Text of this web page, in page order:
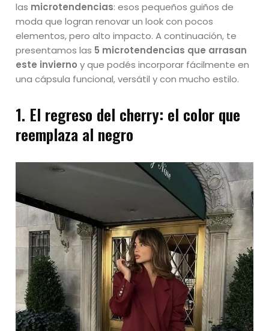
las microtendencias: esos pequeños guiños de
moda que logran renovar un look con pocos
elementos, pero alto impacto. A continuación, te
presentamos las 5 microtendencias que arrasan
este invierno y que podés incorporar fácilmente en
una cápsula funcional, versátil y con mucho estilo.
1. El regreso del cherry: el color que
reemplaza al negro